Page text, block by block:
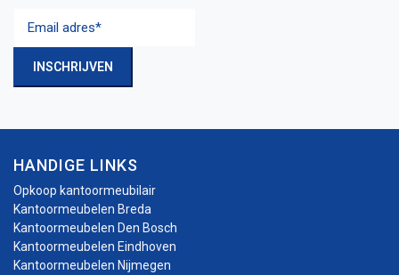
INSCHRIJVEN
HANDIGE LINKS
Opkoop kantoormeubilair
Kantoormeubelen Breda
Kantoormeubelen Den Bosch
Kantoormeubelen Eindhoven
Kantoormeubelen Nijmegen